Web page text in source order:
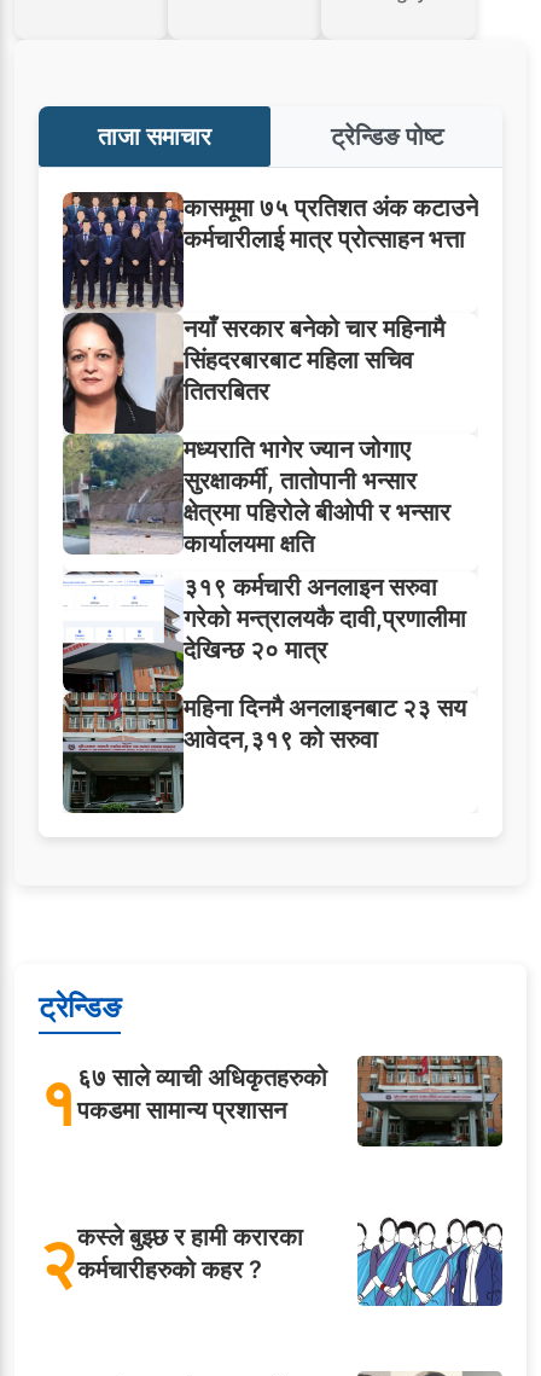
ताजा समाचार ट्रेन्डिङ पोष्ट
कासमूमा ७५ प्रतिशत अंक कटाउने
कर्मचारीलाई मात्र प्रोत्साहन भत्ता
नयाँ सरकार बनेको चार महिनामै
सिंहदरबारबाट महिला सचिव
तितरबितर
मध्यराति भागेर ज्यान जोगाए
सुरक्षाकर्मी, तातोपानी भन्सार
क्षेत्रमा पहिरोले बीओपी र भन्सार
कार्यालयमा क्षति
३१९ कर्मचारी अनलाइन सरुवा
गरेको मन्त्रालयकै दावी,प्रणालीमा
देखिन्छ २० मात्र
महिना दिनमै अनलाइनबाट २३ सय
आवेदन,३१९ को सरुवा
ट्रेन्डिङ
१६७ साले व्याची अधिकृतहरुको
पकडमा सामान्य प्रशासन
२कस्ले बुझ्छ र हामी करारका
कर्मचारीहरुको कहर ?